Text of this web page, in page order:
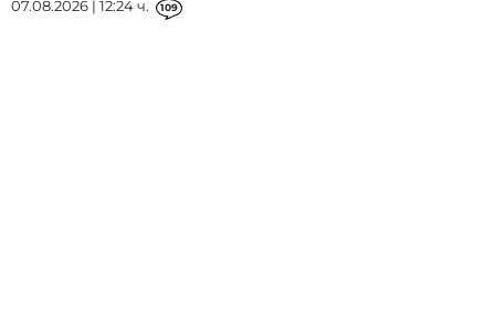
07.08.2026 | 12:24 ч. 109